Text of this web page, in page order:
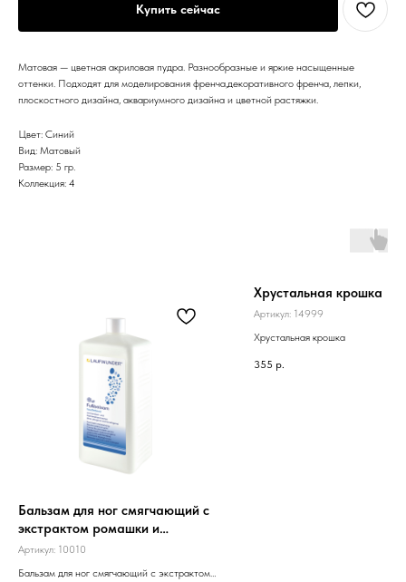
Купить сейчас
Матовая — цветная акриловая пудра. Разнообразные и яркие насыщенные
оттенки. Подходят для моделирования френча,декоративного френча, лепки,
плоскостного дизайна, аквариумного дизайна и цветной растяжки.
Цвет: Синий
Вид: Матовый
Размер: 5 гр.
Коллекция: 4
Бальзам для ног смягчающий с
экстрактом ромашки и
гамамелиса (500 мл)
Артикул: 10010
Бальзам для ног смягчающий с экстрактом
Хрустальная крошка
Артикул: 14999
Хрустальная крошка
355 р.